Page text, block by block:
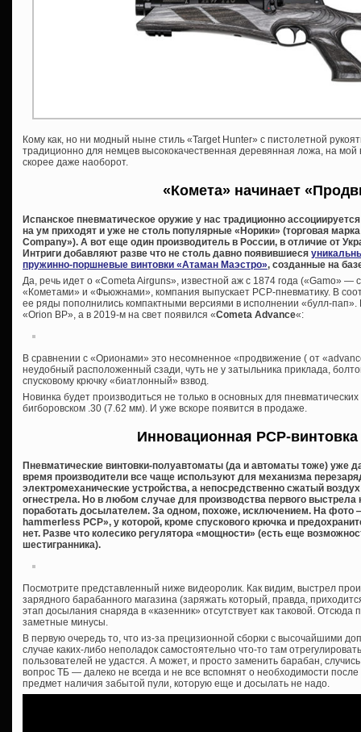
Кому как, но ни модный ныне стиль «Target Hunter» с пистолетной
традиционно для немцев высококачественная деревянная ложа, на мой
скорее даже наоборот.
«Комета» начинает
Испанское пневматическое оружие у нас традиционно
на ум приходят и уже не столь популярные «Норики» (торговая
Company»). А вот еще один производитель в России, в отличие от
Интриги добавляют разве что не столь давно появившиеся
пружинно-поршневые винтовки «Атаман Маэстро», созданные на
Да, речь идет о «Cometa Airguns», известной аж с 1874 года («Gamo» —
«Кометами» и «Фьюжнами», компания выпускает PCP-пневматику. В
ее ряды пополнились компактными версиями в исполнении «булл-
«Orion BP», а в 2019-м на свет появился «Cometa Advance«:
В сравнении с «Орионами» это несомненное «продвижение ( от
неудобный расположенный сзади, чуть не у затыльника приклада,
спусковому крючку «биатлонный» взвод.
Новинка будет производиться не только в основных для
бигборовском .30 (7.62 мм). И уже вскоре появится в продаже.
Инновационная PCP-винтовка
Пневматические винтовки-полуавтоматы (да и автоматы тоже) уже
время производители все чаще используют для механизма
электромеханические устройства, а непосредственно сжатый
огнестрела. Но в любом случае для производства первого выстрела
поработать досылателем. За одном, похоже, исключением. На фото
hammerless PCP», у которой, кроме спускового крючка и
нет. Разве что колесико регулятора «мощности» (есть еще
шестигранника).
Посмотрите представленный ниже видеоролик. Как видим, выстрел
зарядного барабанного магазина (заряжать который, правда,
этап досылания снаряда в «казенник» отсутствует как таковой.
заметные минусы.
В первую очередь то, что из-за прецизионной сборки с высочайшими
случае каких-либо неполадок самостоятельно что-то там
пользователей не удастся. А может, и просто заменить барабан,
вопрос ТБ — далеко не всегда и не все вспомнят о необходимости
предмет наличия забытой пули, которую еще и досылать не надо.